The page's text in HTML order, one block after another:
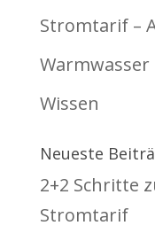
Stromtarif –
Warmwasser
Wissen
Neueste
2+2 Schritte
Stromtarif